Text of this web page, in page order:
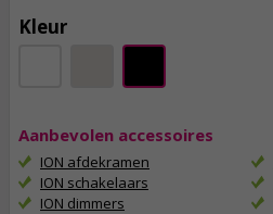
Kleur
Aanbevolen accessoires
ION afdekramen
ION schakelaars
ION dimmers